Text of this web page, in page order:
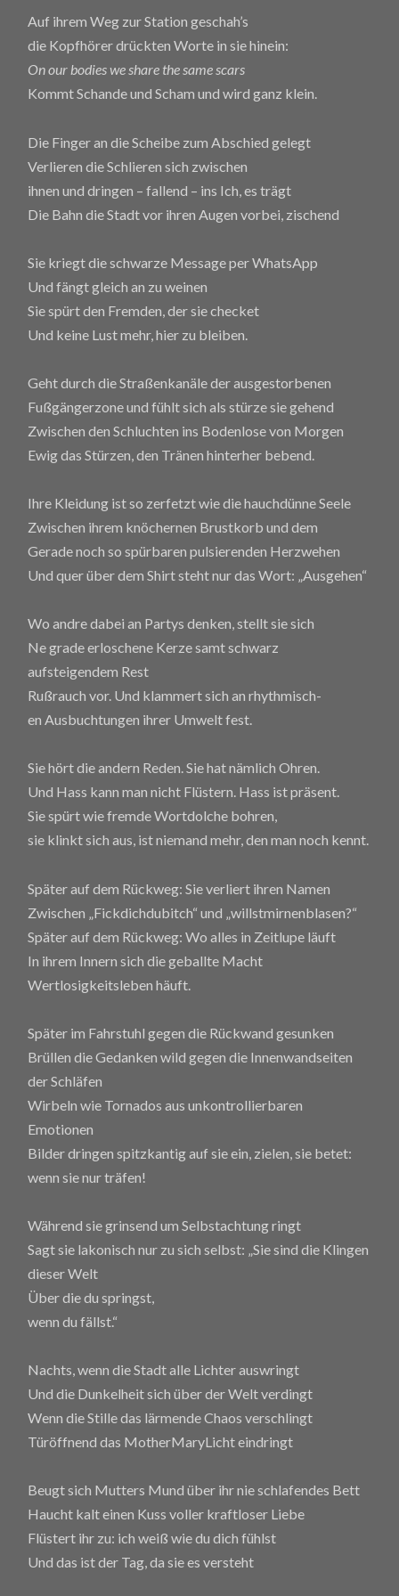
Auf ihrem Weg zur Station geschah’s
die Kopfhörer drückten Worte in sie hinein:
On our bodies we share the same scars
Kommt Schande und Scham und wird ganz klein.
Die Finger an die Scheibe zum Abschied gelegt
Verlieren die Schlieren sich zwischen
ihnen und dringen – fallend – ins Ich, es trägt
Die Bahn die Stadt vor ihren Augen vorbei, zischend
Sie kriegt die schwarze Message per WhatsApp
Und fängt gleich an zu weinen
Sie spürt den Fremden, der sie checket
Und keine Lust mehr, hier zu bleiben.
Geht durch die Straßenkanäle der ausgestorbenen
Fußgängerzone und fühlt sich als stürze sie gehend
Zwischen den Schluchten ins Bodenlose von Morgen
Ewig das Stürzen, den Tränen hinterher bebend.
Ihre Kleidung ist so zerfetzt wie die hauchdünne Seele
Zwischen ihrem knöchernen Brustkorb und dem
Gerade noch so spürbaren pulsierenden Herzwehen
Und quer über dem Shirt steht nur das Wort: „Ausgehen“
Wo andre dabei an Partys denken, stellt sie sich
Ne grade erloschene Kerze samt schwarz
aufsteigendem Rest
Rußrauch vor. Und klammert sich an rhythmisch-
en Ausbuchtungen ihrer Umwelt fest.
Sie hört die andern Reden. Sie hat nämlich Ohren.
Und Hass kann man nicht Flüstern. Hass ist präsent.
Sie spürt wie fremde Wortdolche bohren,
sie klinkt sich aus, ist niemand mehr, den man noch kennt.
Später auf dem Rückweg: Sie verliert ihren Namen
Zwischen „Fickdichdubitch“ und „willstmirnenblasen?“
Später auf dem Rückweg: Wo alles in Zeitlupe läuft
In ihrem Innern sich die geballte Macht
Wertlosigkeitsleben häuft.
Später im Fahrstuhl gegen die Rückwand gesunken
Brüllen die Gedanken wild gegen die Innenwandseiten
der Schläfen
Wirbeln wie Tornados aus unkontrollierbaren
Emotionen
Bilder dringen spitzkantig auf sie ein, zielen, sie betet:
wenn sie nur träfen!
Während sie grinsend um Selbstachtung ringt
Sagt sie lakonisch nur zu sich selbst: „Sie sind die Klingen
dieser Welt
Über die du springst,
wenn du fällst.“
Nachts, wenn die Stadt alle Lichter auswringt
Und die Dunkelheit sich über der Welt verdingt
Wenn die Stille das lärmende Chaos verschlingt
Türöffnend das MotherMaryLicht eindringt
Beugt sich Mutters Mund über ihr nie schlafendes Bett
Haucht kalt einen Kuss voller kraftloser Liebe
Flüstert ihr zu: ich weiß wie du dich fühlst
Und das ist der Tag, da sie es versteht